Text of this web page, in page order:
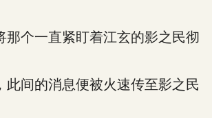
个一直紧盯着江玄的影之民彻
间的消息便被火速传至影之民